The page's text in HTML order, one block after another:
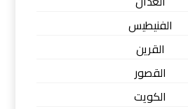
الفنيطيس
القرين
القصور
الكويت